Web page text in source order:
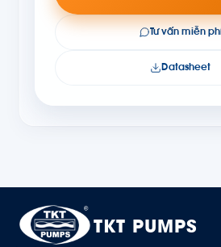
Tư vấn miễn phí
Datasheet
TKT PUMPS